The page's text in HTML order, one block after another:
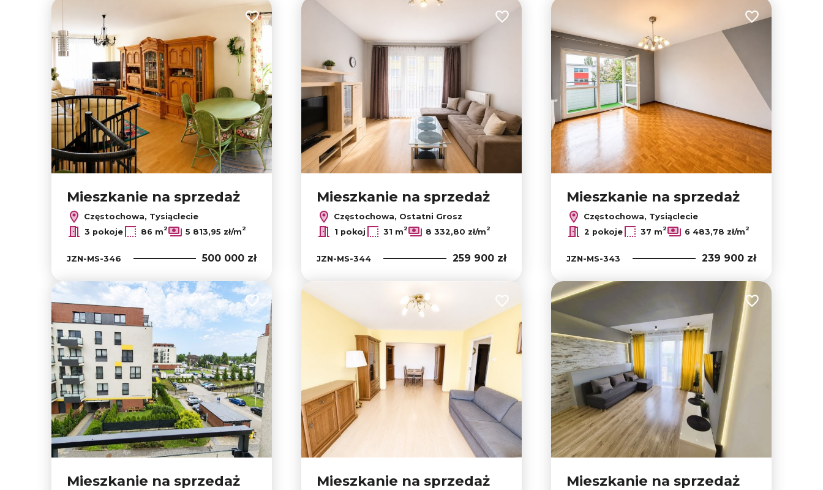
34
Leaflet|© OpenMapTiles© OpenStreetMap contributors
Dodaj do ulubionych
Mieszkanie na sprzedaż
Częstochowa, Tysiąclecie
3 pokoje 86 m2 5 813,95 zł/m2
JZN-MS-346 500 000 zł
Dodaj do ulubionych
Mieszkanie na sprzedaż
Częstochowa, Ostatni Grosz
1 pokoj 31 m2 8 332,80 zł/m2
JZN-MS-344 259 900 zł
Dodaj do
Mieszkanie na sprzedaż
Częstochowa, Tysiąclecie
2 pokoje 37 m2 6 483,78 zł/m2
JZN-MS-343 239 900 zł
Dodaj do ulubionych
Mieszkanie na sprzedaż
Dodaj do ulubionych
Mieszkanie na sprzedaż
Dodaj do
Mieszkanie na sprzedaż